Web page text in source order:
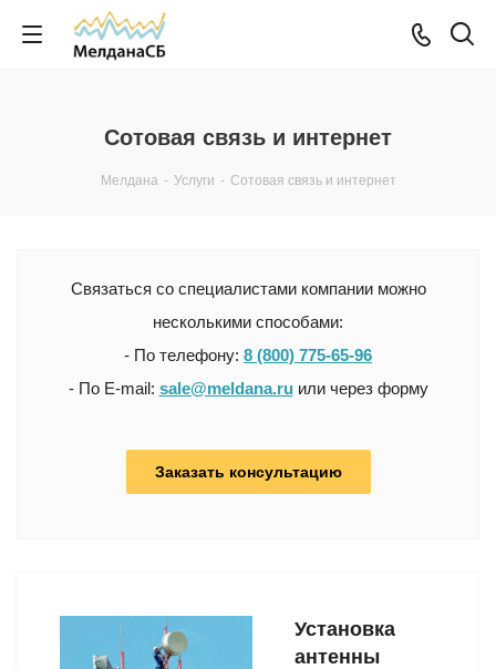
Сотовая связь и интернет
Мелдана - Услуги - Сотовая связь и интернет
Связаться со специалистами компании можно
несколькими способами:
- По телефону: 8 (800) 775-65-96
- По E-mail: sale@meldana.ruили через форму
Заказать консультацию
Установка
антенны